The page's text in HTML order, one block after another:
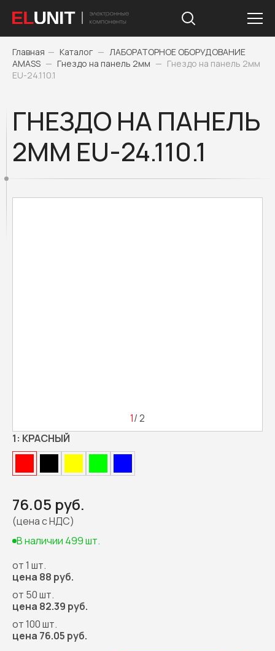
Главная — Каталог — ЛАБОРАТОРНОЕ ОБОРУДОВАНИЕ
AMASS — Гнездо на панель 2мм — Гнездо на панель 2мм
EU-24.110.1
ГНЕЗДО НА ПАНЕЛЬ
2ММ EU-24.110.1
1/ 2
1: КРАСНЫЙ
76.05 руб.
(цена с НДС)
В наличии 499 шт.
от 1 шт.
цена 88 руб.
от 50 шт.
цена 82.39 руб.
от 100 шт.
цена 76.05 руб.